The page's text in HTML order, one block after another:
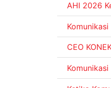
AHI 2026
CEO